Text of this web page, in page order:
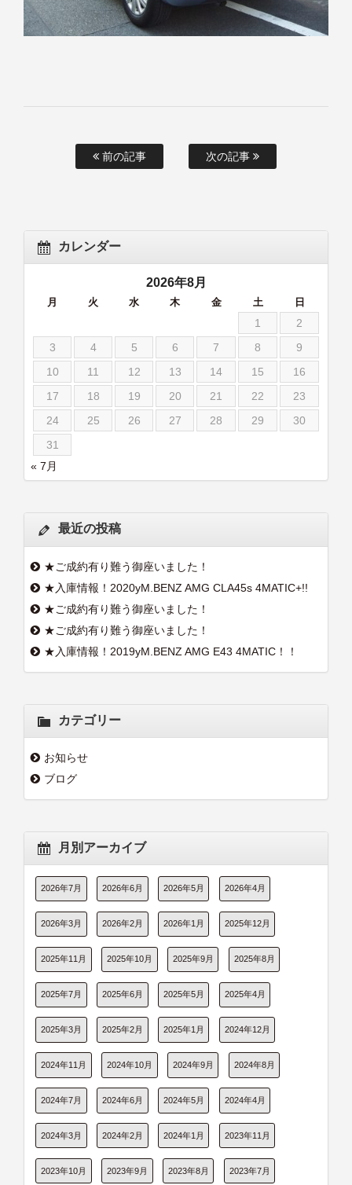
前の記事 次の記事
カレンダー
2026年8月
月 火 水 木 金 土 日
1
2
3
4 5 6 7 8
9
10
11 12 13 14 15
16
17
18 19 20 21 22
23
24
25 26 27 28 29
30
31
« 7月
最近の投稿
★ご成約有り難う御座いました！
★入庫情報！2020yM.BENZ AMG CLA45s 4MATIC+!!
★ご成約有り難う御座いました！
★ご成約有り難う御座いました！
★入庫情報！2019yM.BENZ AMG E43 4MATIC！！
カテゴリー
お知らせ
ブログ
月別アーカイブ
2026年7月 2026年6月 2026年5月 2026年4月
2026年3月 2026年2月 2026年1月 2025年12月
2025年11月 2025年10月 2025年9月 2025年8月
2025年7月 2025年6月 2025年5月 2025年4月
2025年3月 2025年2月 2025年1月 2024年12月
2024年11月 2024年10月 2024年9月 2024年8月
2024年7月 2024年6月 2024年5月 2024年4月
2024年3月 2024年2月 2024年1月 2023年11月
2023年10月 2023年9月 2023年8月 2023年7月